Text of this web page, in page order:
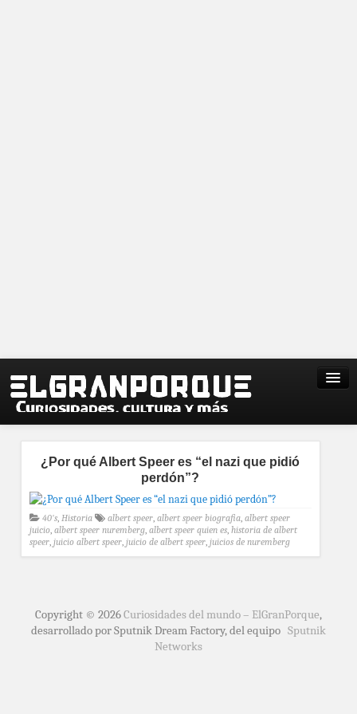
¿Por qué Albert Speer es “el nazi que pidió
perdón”?
40's, Historia albert speer, albert speer biografia, albert speer
juicio, albert speer nuremberg, albert speer quien es, historia de albert
speer, juicio albert speer, juicio de albert speer, juicios de nuremberg
Copyright © 2026Curiosidades del mundo – ElGranPorque,
desarrollado por Sputnik Dream Factory, del equipo Sputnik
Networks